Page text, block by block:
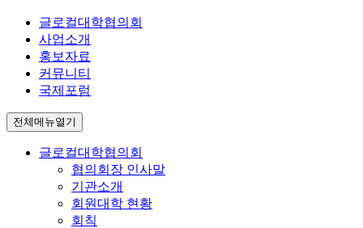
글로컬대학협의회
사업소개
홍보자료
커뮤니티
국제포럼
전체메뉴열기
글로컬대학협의회
협의회장 인사말
기관소개
회원대학 현황
회칙